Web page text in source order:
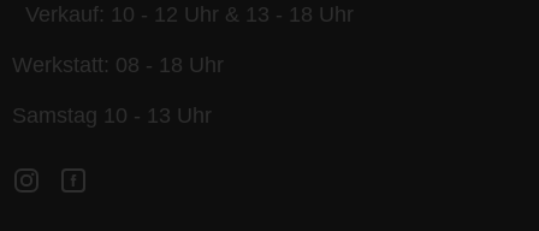
Verkauf: 10 - 12 Uhr & 13 - 18 Uhr
Werkstatt: 08 - 18 Uhr
Samstag 10 - 13 Uhr